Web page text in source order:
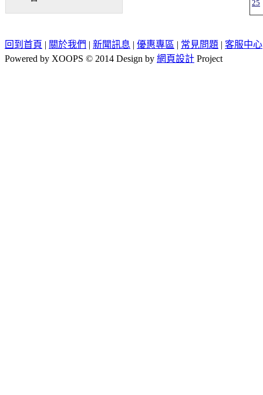
25
回到首頁 | 關於我們 | 新聞訊息 | 優惠專區 | 常見問題 | 客服中心
Powered by XOOPS © 2014 Design by 網頁設計 Project